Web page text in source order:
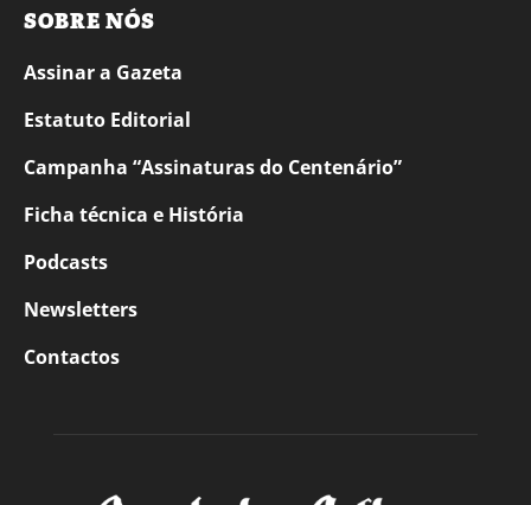
SOBRE NÓS
Assinar a Gazeta
Estatuto Editorial
Campanha “Assinaturas do Centenário”
Ficha técnica e História
Podcasts
Newsletters
Contactos